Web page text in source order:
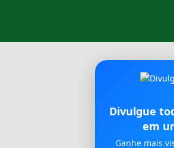
Divulgue
em
Ganhe mais